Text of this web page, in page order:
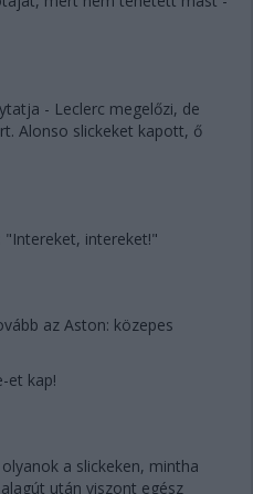
- Leclerc megelőzi, de
Alonso slickeket kapott, ő
"Intereket, intereket!"
az Aston: közepes
et kap!
a slickeken, mintha
után viszont egész